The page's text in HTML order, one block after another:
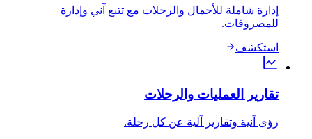
إدارة شاملة للأحمال والرحلات مع تتبع آني وإدارة
للمصروفات.
استكشف
تقارير العمليات والرحلات
رؤى آنية وتقارير آلية عن كل رحلة.